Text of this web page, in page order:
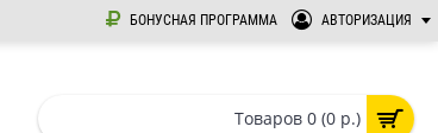
БОНУСНАЯ ПРОГРАММА АВТОРИЗАЦИЯ
Товаров 0 (0 р.)